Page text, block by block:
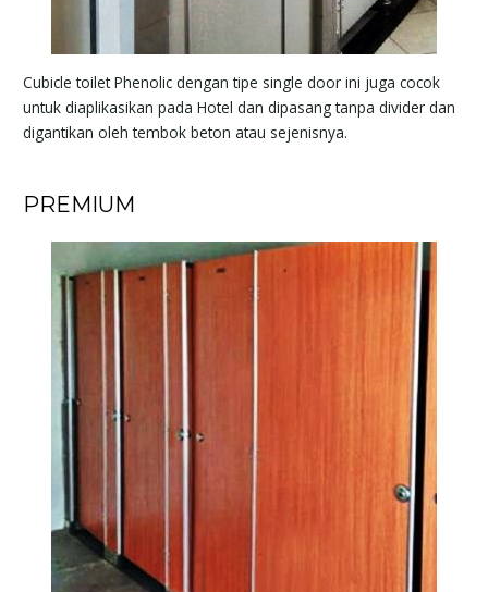
Cubicle toilet Phenolic dengan tipe single door ini juga cocok
untuk diaplikasikan pada Hotel dan dipasang tanpa divider dan
digantikan oleh tembok beton atau sejenisnya.
PREMIUM